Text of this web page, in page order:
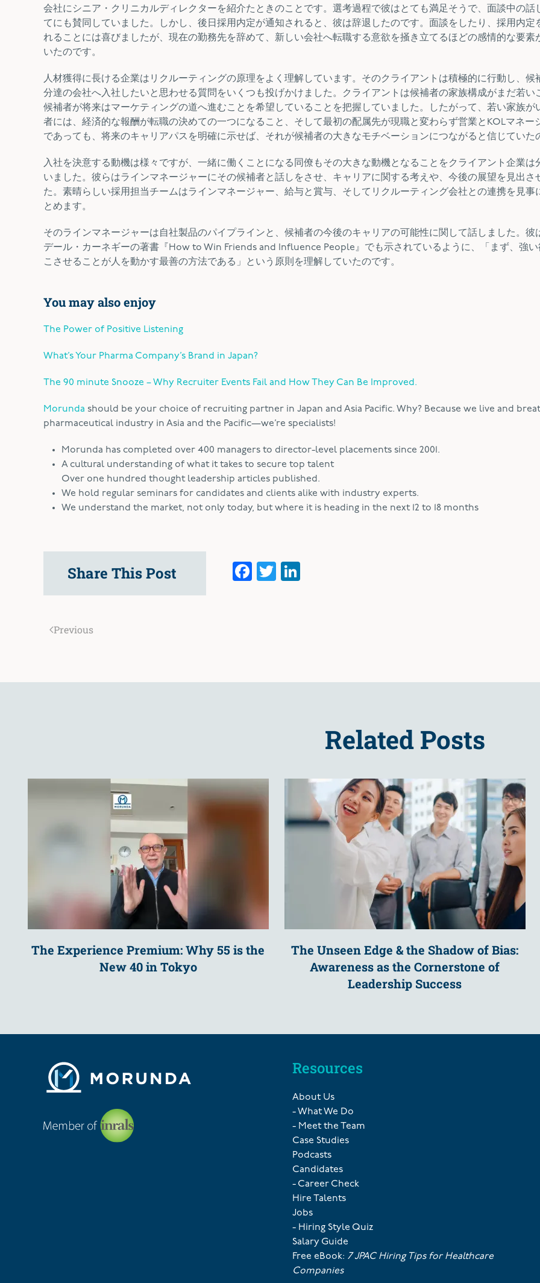
会社にシニア・クリニカルディレクターを紹介たときのことです。選考過程で彼はとても満足そうで、面談中の話
てにも賛同していました。しかし、後日採用内定が通知されると、彼は辞退したのです。面談をしたり、採用内定
れることには喜びましたが、現在の勤務先を辞めて、新しい会社へ転職する意欲を掻き立てるほどの感情的な要素
いたのです。
人材獲得に長ける企業はリクルーティングの原理をよく理解しています。そのクライアントは積極的に行動し、候
分達の会社へ入社したいと思わせる質問をいくつも投げかけました。クライアントは候補者の家族構成がまだ若い
候補者が将来はマーケティングの道へ進むことを希望していることを把握していました。したがって、若い家族が
者には、経済的な報酬が転職の決めての一つになること、そして最初の配属先が現職と変わらず営業とKOLマネー
であっても、将来のキャリアパスを明確に示せば、それが候補者の大きなモチベーションにつながると信じていた
入社を決意する動機は様々ですが、一緒に働くことになる同僚もその大きな動機となることをクライアント企業は
いました。彼らはラインマネージャーにその候補者と話しをさせ、キャリアに関する考えや、今後の展望を見出さ
た。素晴らしい採用担当チームはラインマネージャー、給与と賞与、そしてリクルーティング会社との連携を見事
とめます。
そのラインマネージャーは自社製品のパイプラインと、候補者の今後のキャリアの可能性に関して話しました。彼
デール・カーネギーの著書『How to Win Friends and Influence People』でも示されているように、「まず、強い
こさせることが人を動かす最善の方法である」という原則を理解していたのです。
You may also enjoy
The Power of Positive Listening
What’s Your Pharma Company’s Brand in Japan?
The 90 minute Snooze – Why Recruiter Events Fail and How They Can Be Improved.
Morunda should be your choice of recruiting partner in Japan and Asia Pacific. Why? Because we live and
pharmaceutical industry in Asia and the Pacific—we’re specialists!
Morunda has completed over 400 managers to director-level placements since 2001.
A cultural understanding of what it takes to secure top talent
Over one hundred thought leadership articles published.
We hold regular seminars for candidates and clients alike with industry experts.
We understand the market, not only today, but where it is heading in the next 12 to 18 months
Share This Post Facebook
Twitter
Previous
Related Posts
The Experience Premium: Why 55 is the
New 40 in Tokyo
The Unseen Edge & the Shadow of Bias:
Awareness as the Cornerstone of
Leadership Success
Resources
About Us
- What We Do
- Meet the Team
Case Studies
Podcasts
Candidates
- Career Check
Hire Talents
Jobs
- Hiring Style Quiz
Salary Guide
Free eBook: 7 JPAC Hiring Tips for Healthcare
Companies